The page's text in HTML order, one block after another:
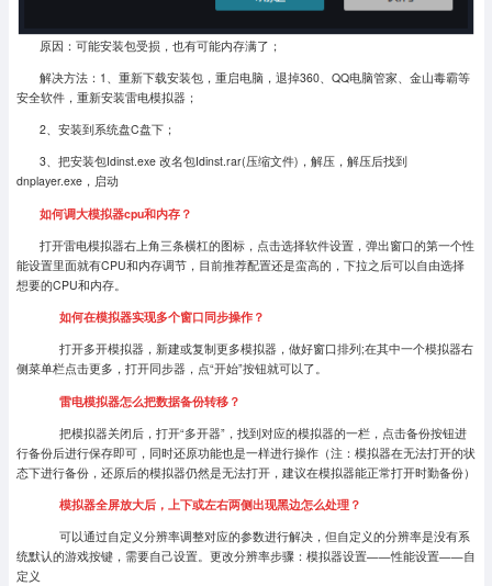
原因：可能安装包受损，也有可能内存满了；
解决方法：1、重新下载安装包，重启电脑，退掉360、QQ电脑管家、金山毒霸等
安全软件，重新安装雷电模拟器；
2、安装到系统盘C盘下；
3、把安装包Idinst.exe 改名包Idinst.rar(压缩文件)，解压，解压后找到
dnplayer.exe，启动
如何调大模拟器cpu和内存？
打开雷电模拟器右上角三条横杠的图标，点击选择软件设置，弹出窗口的第一个性
能设置里面就有CPU和内存调节，目前推荐配置还是蛮高的，下拉之后可以自由选择
想要的CPU和内存。
如何在模拟器实现多个窗口同步操作？
打开多开模拟器，新建或复制更多模拟器，做好窗口排列;在其中一个模拟器右
侧菜单栏点击更多，打开同步器，点“开始”按钮就可以了。
雷电模拟器怎么把数据备份转移？
把模拟器关闭后，打开“多开器”，找到对应的模拟器的一栏，点击备份按钮进
行备份后进行保存即可，同时还原功能也是一样进行操作（注：模拟器在无法打开的状
态下进行备份，还原后的模拟器仍然是无法打开，建议在模拟器能正常打开时勤备份）
模拟器全屏放大后，上下或左右两侧出现黑边怎么处理？
可以通过自定义分辨率调整对应的参数进行解决，但自定义的分辨率是没有系
统默认的游戏按键，需要自己设置。更改分辨率步骤：模拟器设置——性能设置——自
定义